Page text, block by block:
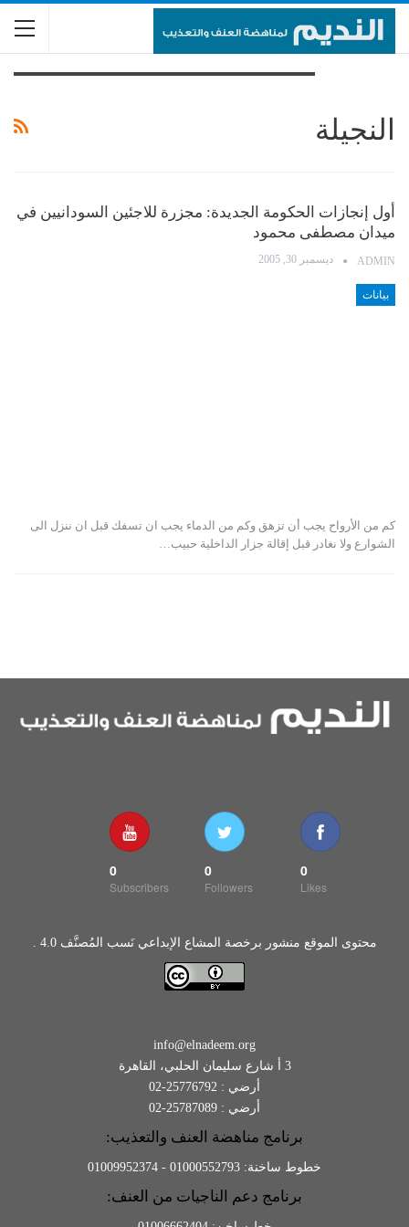
النجيلة
أول إنجازات الحكومة الجديدة: مجزرة للاجئين السودانيين في
ميدان مصطفى محمود
ADMIN ديسمبر 30, 2005
بيانات
كم من الأرواح يجب أن تزهق وكم من الدماء يجب ان تسفك قبل ان ننزل الى
الشوارع ولا نغادر قبل إقالة جزار الداخلية حبيب…
0
Likes
0
Followers
0
Subscribers
محتوى الموقع منشور برخصة المشاع الإبداعي نَسب المُصنَّف 4.0 .
info@elnadeem.org
3 أ شارع سليمان الحلبي، القاهرة
أرضي : 25776792-02
أرضي : 25787089-02
برنامج مناهضة العنف والتعذيب:
خطوط ساخنة: 01000552793 - 01009952374
برنامج دعم الناجيات من العنف: